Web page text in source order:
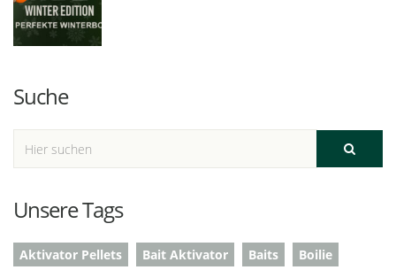
Suche
Unsere Tags
Aktivator Pellets Bait Aktivator Baits
Boilie